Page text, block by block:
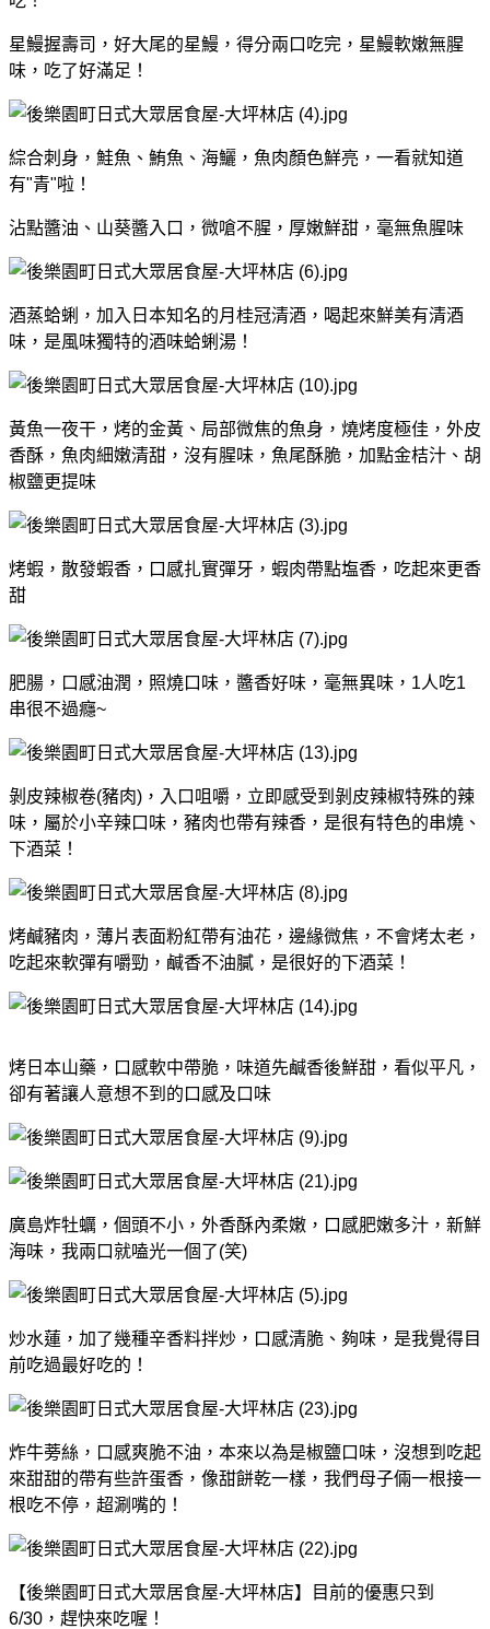
星鰻握壽司，好大尾的星鰻，得分兩口吃完，星鰻軟嫩無腥
味，吃了好滿足！
綜合刺身，鮭魚、鮪魚、海鱺，魚肉顏色鮮亮，一看就知道
有"青"啦！
沾點醬油、山葵醬入口，微嗆不腥，厚嫩鮮甜，毫無魚腥味
酒蒸蛤蜊，加入日本知名的月桂冠清酒，喝起來鮮美有清酒
味，是風味獨特的酒味蛤蜊湯！
黃魚一夜干，烤的金黃、局部微焦的魚身，燒烤度極佳，外皮
香酥，魚肉細嫩清甜，沒有腥味，魚尾酥脆，加點金桔汁、胡
椒鹽更提味
烤蝦，散發蝦香，口感扎實彈牙，蝦肉帶點塩香，吃起來更香
甜
肥腸，口感油潤，照燒口味，醬香好味，毫無異味，1人吃1
串很不過癮~
剝皮辣椒卷(豬肉)，入口咀嚼，立即感受到剝皮辣椒特殊的辣
味，屬於小辛辣口味，豬肉也帶有辣香，是很有特色的串燒、
下酒菜！
烤鹹豬肉，薄片表面粉紅帶有油花，邊緣微焦，不會烤太老，
吃起來軟彈有嚼勁，鹹香不油膩，是很好的下酒菜！
烤日本山藥，口感軟中帶脆，味道先鹹香後鮮甜，看似平凡，
卻有著讓人意想不到的口感及口味
廣島炸牡蠣，個頭不小，外香酥內柔嫩，口感肥嫩多汁，新鮮
海味，我兩口就嗑光一個了(笑)
炒水蓮，加了幾種辛香料拌炒，口感清脆、夠味，是我覺得目
前吃過最好吃的！
炸牛蒡絲，口感爽脆不油，本來以為是椒鹽口味，沒想到吃起
來甜甜的帶有些許蛋香，像甜餅乾一樣，我們母子倆一根接一
根吃不停，超涮嘴的！
【後樂園町日式大眾居食屋-大坪林店】目前的優惠只到
6/30，趕快來吃喔！